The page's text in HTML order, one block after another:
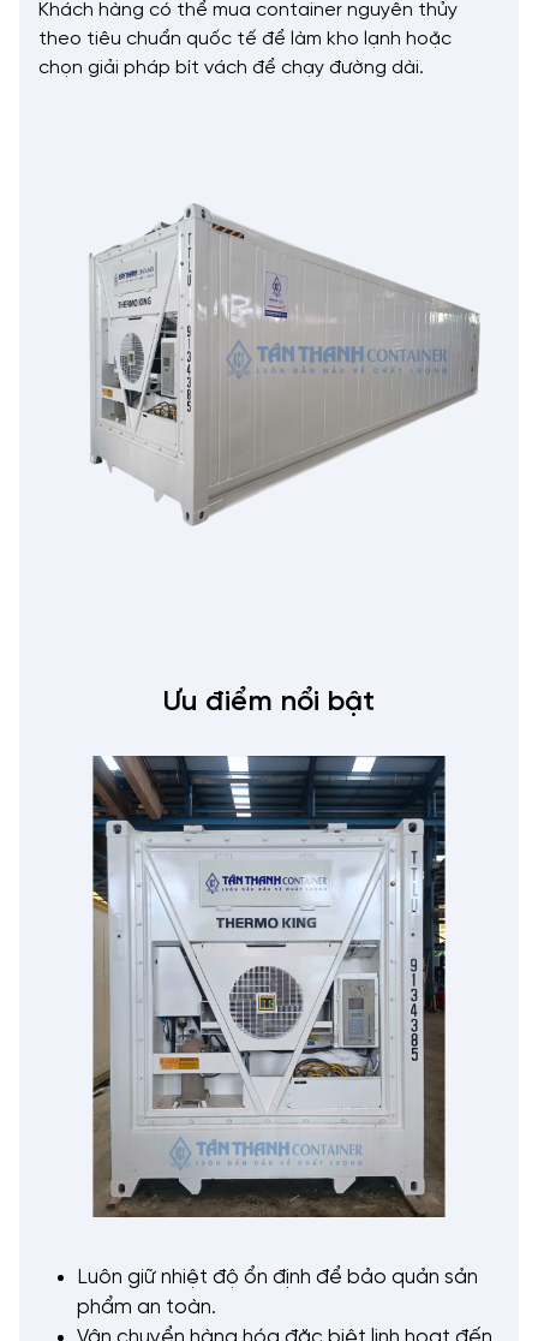
Khách hàng có thể mua container nguyên thủy
theo tiêu chuẩn quốc tế để làm kho lạnh hoặc
chọn giải pháp bít vách để chạy đường dài.
Ưu điểm nổi bật
Luôn giữ nhiệt độ ổn định để bảo quản sản
phẩm an toàn.